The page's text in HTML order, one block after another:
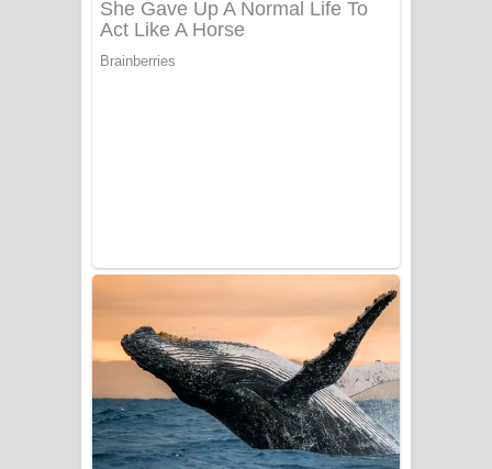
- ලියමුද දැන් අනාගතේ ගීතයේ පද පෙළ
Sanda Babalena Song Lyrics - සඳ
බැබලෙන ගීතයේ පද පෙළ
Adare Wadi Nisa Song Lyrics - ආදරේ
වැඩි නිසා ගීතයේ පද පෙළ
UNUHUMA Song Lyrics - උණුහුම